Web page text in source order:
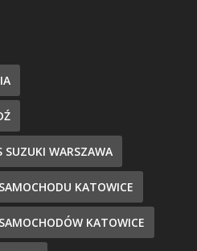
SUZUKI WARSZAWA
KATOWICE
KATOWICE